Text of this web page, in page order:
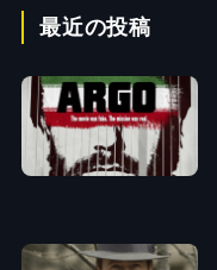
最近の投稿